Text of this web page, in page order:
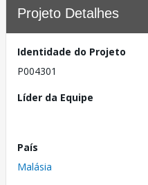
Projeto Detalhes
Identidade do Projeto
P004301
Líder da Equipe
País
Malásia